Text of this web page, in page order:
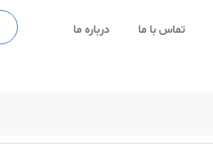
تماس با ما درباره ما